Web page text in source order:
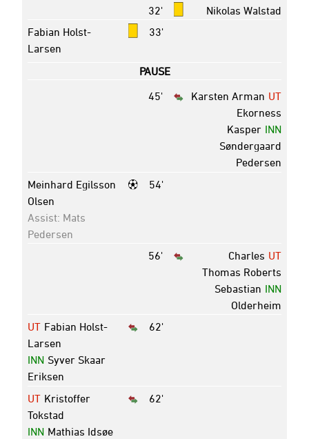
32'
Nikolas Walstad
33'
Fabian Holst-
Larsen
PAUSE
45' UT
Karsten Arman
Ekorness
INN
Kasper
Søndergaard
Pedersen
54'
Meinhard Egilsson
Olsen
Assist: Mats
Pedersen
56'
UT
Charles
Thomas Roberts
INN
Sebastian
Olderheim
62'
UT Fabian Holst-
Larsen
INN Syver Skaar
Eriksen
62'
UT Kristoffer
Tokstad
INN Mathias Idsøe